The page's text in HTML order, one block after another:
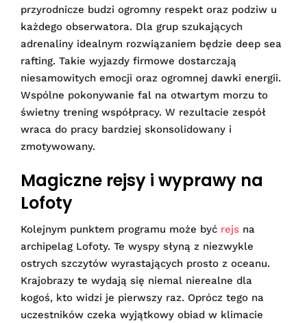
przyrodnicze budzi ogromny respekt oraz podziw u
każdego obserwatora. Dla grup szukających
adrenaliny idealnym rozwiązaniem będzie deep sea
rafting. Takie wyjazdy firmowe dostarczają
niesamowitych emocji oraz ogromnej dawki energii.
Wspólne pokonywanie fal na otwartym morzu to
świetny trening współpracy. W rezultacie zespół
wraca do pracy bardziej skonsolidowany i
zmotywowany.
Magiczne rejsy i wyprawy na
Lofoty
Kolejnym punktem programu może być rejs na
archipelag Lofoty. Te wyspy słyną z niezwykle
ostrych szczytów wyrastających prosto z oceanu.
Krajobrazy te wydają się niemal nierealne dla
kogoś, kto widzi je pierwszy raz. Oprócz tego na
uczestników czeka wyjątkowy obiad w klimacie